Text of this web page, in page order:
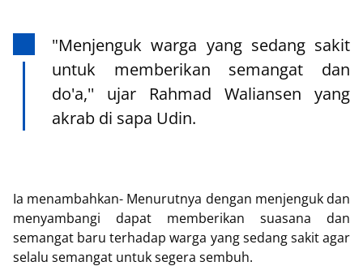
"Menjenguk warga yang sedang sakit
untuk memberikan semangat dan
do'a,'' ujar Rahmad Waliansen yang
akrab di sapa Udin.
Ia menambahkan- Menurutnya dengan menjenguk dan
menyambangi dapat memberikan suasana dan
semangat baru terhadap warga yang sedang sakit agar
selalu semangat untuk segera sembuh.